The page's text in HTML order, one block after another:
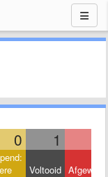
0 1
Voltooid